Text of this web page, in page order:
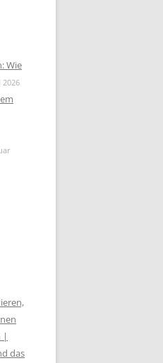
Wie
2026
|
das